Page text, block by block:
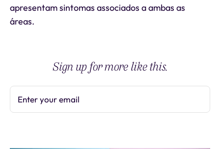
apresentam sintomas associados a ambas as
áreas.
Sign up for more like this.
Enter your email